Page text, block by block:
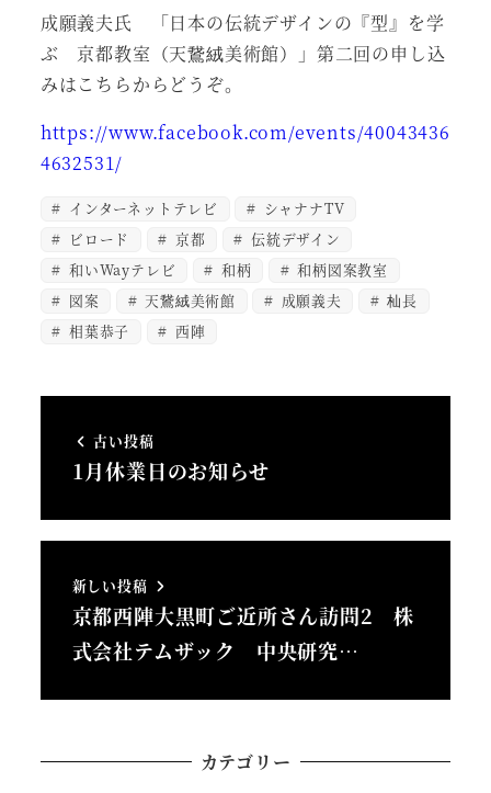
成願義夫氏 「日本の伝統デザインの『型』を学
ぶ 京都教室（天鵞絨美術館）」第二回の申し込
みはこちらからどうぞ。
https://www.facebook.com/events/40043436
4632531/
インターネットテレビ
シャナナTV
ビロード
京都
伝統デザイン
和いWayテレビ
和柄
和柄図案教室
図案
天鵞絨美術館 成願義夫
杣長
相葉恭子
西陣
古い投稿
1月休業日のお知らせ
新しい投稿
京都西陣大黒町ご近所さん訪問2 株
式会社テムザック 中央研究…
カテゴリー